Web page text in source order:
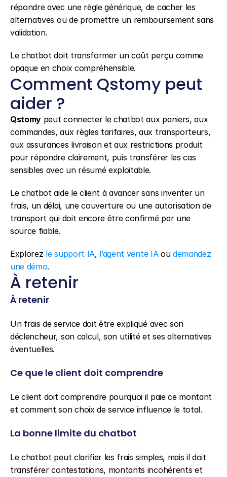
répondre avec une règle générique, de cacher les
alternatives ou de promettre un remboursement sans
validation.
Le chatbot doit transformer un coût perçu comme
opaque en choix compréhensible.
Comment Qstomy peut
aider ?
Qstomy peut connecter le chatbot aux paniers, aux
commandes, aux règles tarifaires, aux transporteurs,
aux assurances livraison et aux restrictions produit
pour répondre clairement, puis transférer les cas
sensibles avec un résumé exploitable.
Le chatbot aide le client à avancer sans inventer un
frais, un délai, une couverture ou une autorisation de
transport qui doit encore être confirmé par une
source fiable.
Explorez le support IA, l’agent vente IA ou demandez
une démo.
À retenir
À retenir
Un frais de service doit être expliqué avec son
déclencheur, son calcul, son utilité et ses alternatives
éventuelles.
Ce que le client doit comprendre
Le client doit comprendre pourquoi il paie ce montant
et comment son choix de service influence le total.
La bonne limite du chatbot
Le chatbot peut clarifier les frais simples, mais il doit
transférer contestations, montants incohérents et